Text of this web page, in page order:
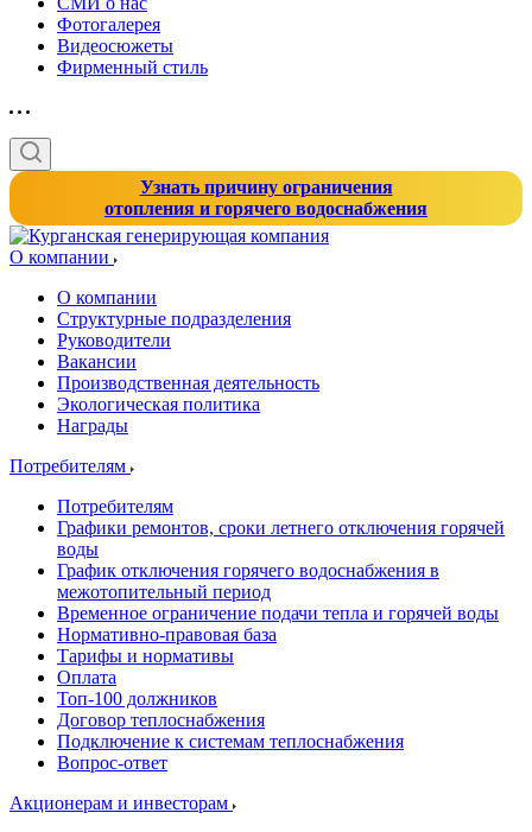
Фотогалерея
Видеосюжеты
Фирменный стиль
Узнать причину ограничения
отопления и горячего водоснабжения
О компании
О компании
Структурные подразделения
Руководители
Вакансии
Производственная деятельность
Экологическая политика
Награды
Потребителям
Потребителям
Графики ремонтов, сроки летнего отключения горячей
воды
График отключения горячего водоснабжения в
межотопительный период
Временное ограничение подачи тепла и горячей воды
Нормативно-правовая база
Тарифы и нормативы
Оплата
Топ-100 должников
Договор теплоснабжения
Подключение к системам теплоснабжения
Вопрос-ответ
Акционерам и инвесторам